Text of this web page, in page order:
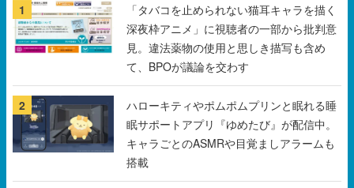
1
「タバコを止められない猫耳キャラを描く
深夜枠アニメ」に視聴者の一部から批判意
見。違法薬物の使用と思しき描写も含め
て、BPOが議論を交わす
2
ハローキティやポムポムプリンと眠れる睡
眠サポートアプリ『ゆめたび』が配信中。
キャラごとのASMRや目覚ましアラームも
搭載